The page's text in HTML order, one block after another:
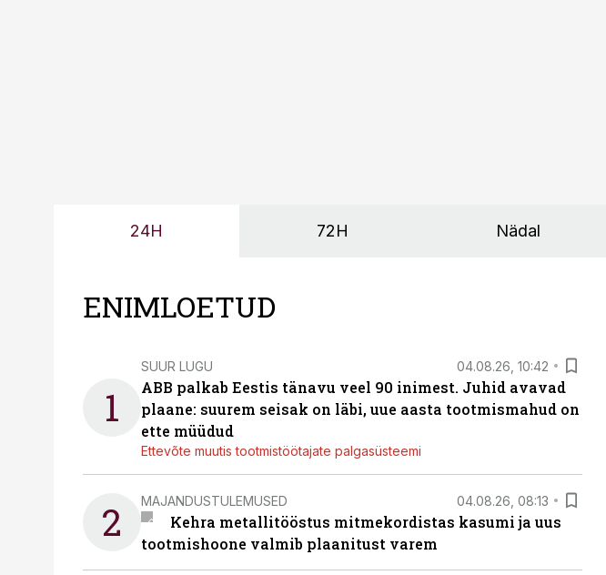
24H 72H Nädal
ENIMLOETUD
1
SUUR LUGU 04.08.26, 10:42
ABB palkab Eestis tänavu veel 90 inimest. Juhid avavad
plaane: suurem seisak on läbi, uue aasta tootmismahud on
ette müüdud
Ettevõte muutis tootmistöötajate palgasüsteemi
2 MAJANDUSTULEMUSED 04.08.26, 08:13
Kehra metallitööstus mitmekordistas kasumi ja uus
tootmishoone valmib plaanitust varem